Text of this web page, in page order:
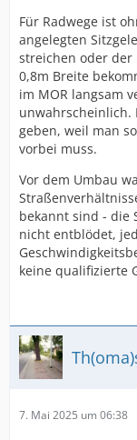
Für Radwege ist
angelegten
streichen oder der
0,8m Breite
im MOR langsam
unwahrscheinlich.
geben, weil man
vorbei muss.
Vor dem Umbau
bekannt sind - die
nicht entblödet,
keine qualifizierte
7. Mai 2025 um 06:38